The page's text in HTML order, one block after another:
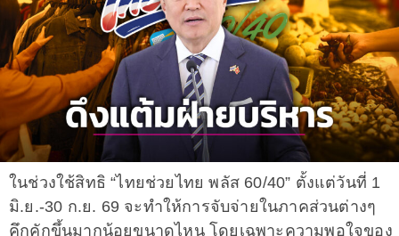
ในช่วงใช้สิทธิ “ไทยช่วยไทย พลัส 60/40” ตั้งแต่วันที่ 1
มิ.ย.-30 ก.ย. 69 จะทำให้การจับจ่ายในภาคส่วนต่างๆ
คึกคักขึ้นมากน้อยขนาดไหน โดยเฉพาะความพอใจของ